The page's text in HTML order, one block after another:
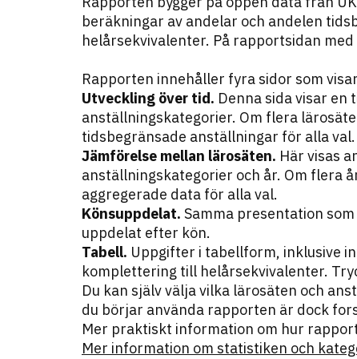
beräkningar av andelar och andelen
helårsekvivalenter. På rapportsidan
Rapporten innehåller fyra sidor som
Utveckling över tid. Denna sida visar
anställningskategorier. Om flera
tidsbegränsade anställningar för alla val.
Jämförelse mellan lärosäten. Här visas
anställningskategorier och år. Om flera
aggregerade data för alla val.
Könsuppdelat. Samma presentation
uppdelat efter kön.
Tabell. Uppgifter i tabellform, inklusive
komplettering till helårsekvivalenter.
Du kan själv välja vilka lärosäten och
du börjar använda rapporten är dock
Mer praktiskt information om hur
Mer information om statistiken och